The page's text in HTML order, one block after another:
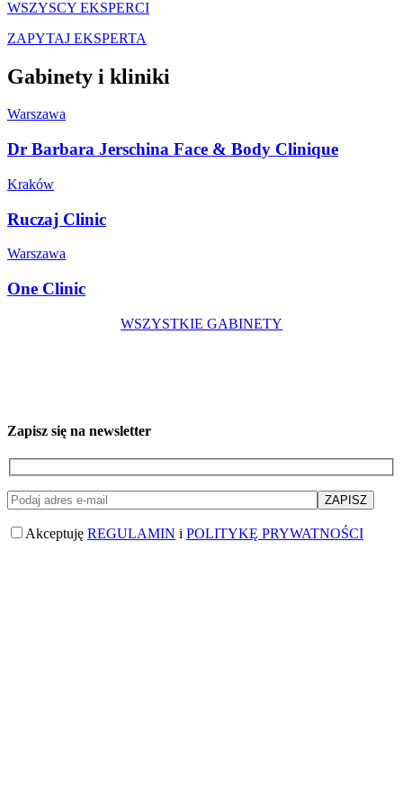
WSZYSCY EKSPERCI
ZAPYTAJ EKSPERTA
Gabinety i kliniki
Warszawa
Dr Barbara Jerschina Face & Body Clinique
Kraków
Ruczaj Clinic
Warszawa
One Clinic
WSZYSTKIE GABINETY
Zapisz się na newsletter
Akceptuję REGULAMIN i POLITYKĘ PRYWATNOŚCI